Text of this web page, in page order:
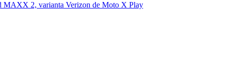
MAXX 2, varianta Verizon de Moto X Play